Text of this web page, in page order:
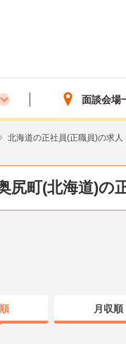
面談会場
北海道の正社員(正職員)の求人
尻町(北海道)の
月収順